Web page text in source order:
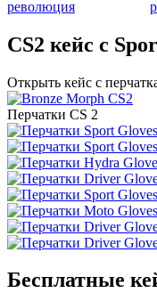
революция
CS2 кейс c
Открыть кейс с
Перчатки CS 2
Бесплатные